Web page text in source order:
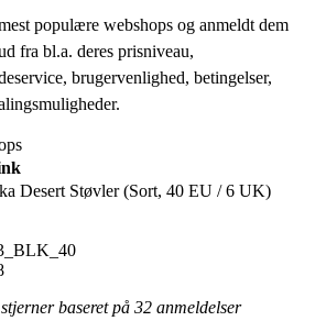
populære webshops og anmeldt dem
fra bl.a. deres prisniveau,
brugervenlighed, betingelser,
Desert Støvler (Sort, 40 EU / 6 UK)
baseret på 32 anmeldelser